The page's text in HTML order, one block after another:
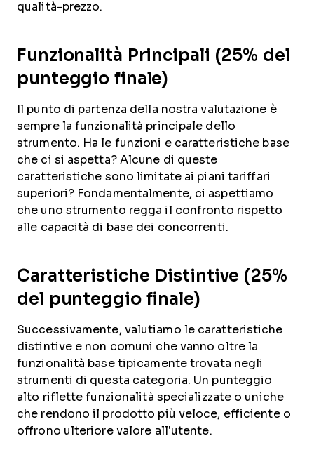
qualità-prezzo.
Funzionalità Principali (25% del
punteggio finale)
Il punto di partenza della nostra valutazione è
sempre la funzionalità principale dello
strumento. Ha le funzioni e caratteristiche base
che ci si aspetta? Alcune di queste
caratteristiche sono limitate ai piani tariffari
superiori? Fondamentalmente, ci aspettiamo
che uno strumento regga il confronto rispetto
alle capacità di base dei concorrenti.
Caratteristiche Distintive (25%
del punteggio finale)
Successivamente, valutiamo le caratteristiche
distintive e non comuni che vanno oltre la
funzionalità base tipicamente trovata negli
strumenti di questa categoria. Un punteggio
alto riflette funzionalità specializzate o uniche
che rendono il prodotto più veloce, efficiente o
offrono ulteriore valore all’utente.